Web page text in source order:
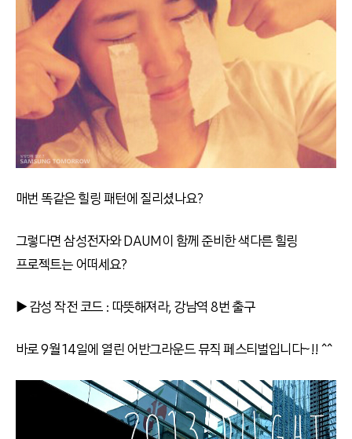
매번 똑같은 힐링 패턴에 질리셨나요?
그렇다면 삼성전자와 DAUM이 함께 준비한 색다른 힐링
프로젝트는 어떠세요?
▶ 감성 작전 코드 : 따뜻해져라, 강남역 8번 출구
바로 9월 14일에 열린 어반그라운드 뮤직 페스티벌입니다~!! ^^